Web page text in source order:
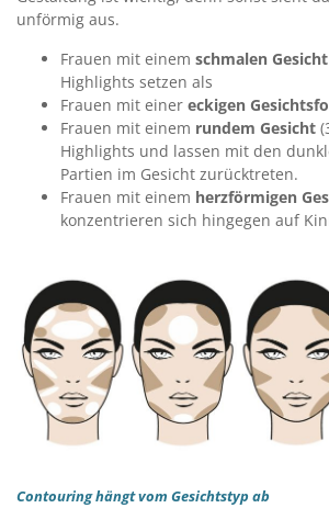
unförmig aus.
Frauen mit einem schmalen Gesicht
Highlights setzen als
Frauen mit einer eckigen
Frauen mit einem rundem Gesicht
Highlights und lassen mit den
Partien im Gesicht zurücktreten.
Frauen mit einem herzförmigen
konzentrieren sich hingegen auf
Contouring hängt vom Gesichtstyp ab